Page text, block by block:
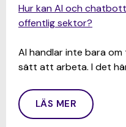
Hur kan AI och
offentlig sektor?
AI handlar inte bara
sätt att arbeta. I det
LÄS MER